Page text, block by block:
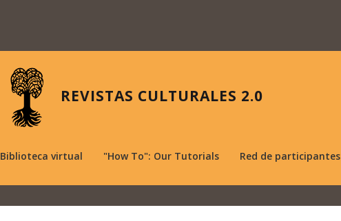
REVISTAS CULTURALES 2.0
Biblioteca virtual "How To": Our Tutorials Red de participantes